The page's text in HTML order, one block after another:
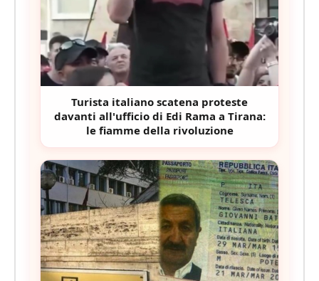
Turista italiano scatena proteste
davanti all'ufficio di Edi Rama a Tirana:
le fiamme della rivoluzione